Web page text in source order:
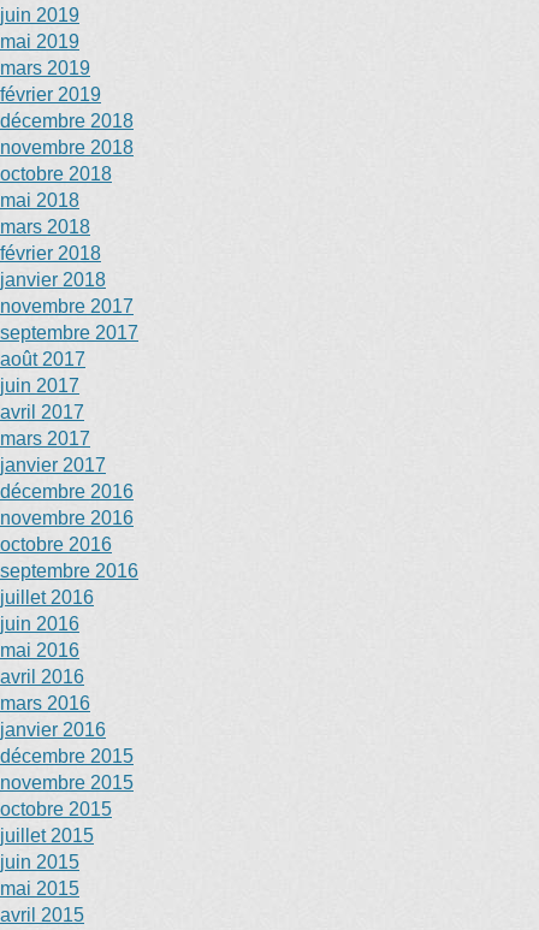
juin 2019
mai 2019
mars 2019
février 2019
décembre 2018
novembre 2018
octobre 2018
mai 2018
mars 2018
février 2018
janvier 2018
novembre 2017
septembre 2017
août 2017
juin 2017
avril 2017
mars 2017
janvier 2017
décembre 2016
novembre 2016
octobre 2016
septembre 2016
juillet 2016
juin 2016
mai 2016
avril 2016
mars 2016
janvier 2016
décembre 2015
novembre 2015
octobre 2015
juillet 2015
juin 2015
mai 2015
avril 2015